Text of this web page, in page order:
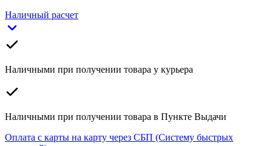
Наличный расчет
Наличными при получении товара у курьера
Наличными при получении товара в Пункте Выдачи
Оплата с карты на карту через СБП (Систему быстрых